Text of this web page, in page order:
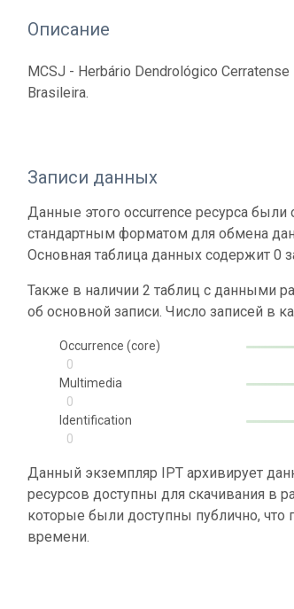
Описание
MCSJ - Herbário Dendrológico
Brasileira.
Записи данных
Данные этого occurrence ресурса были
стандартным форматом для обмена
Основная таблица данных содержит 0
Также в наличии 2 таблиц с данными
об основной записи. Число записей в
Occurrence (core)
0
Multimedia
0
Identification
0
Данный экземпляр IPT архивирует
ресурсов доступны для скачивания в
которые были доступны публично, что
времени.